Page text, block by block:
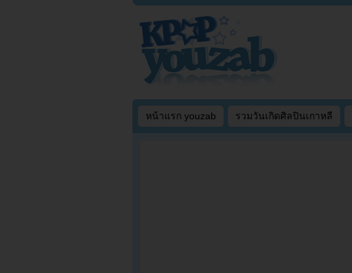
หน้าแรก youzab รวมวันเกิดศิลปินเกาหลี